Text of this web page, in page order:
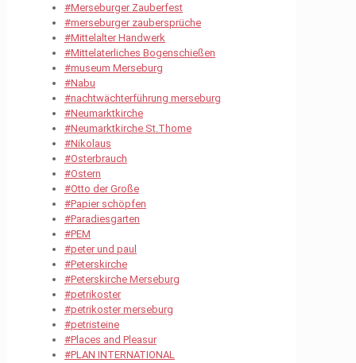
#Merseburger Zauberfest
#merseburger zaubersprüche
#Mittelalter Handwerk
#Mittelaterliches Bogenschießen
#museum Merseburg
#Nabu
#nachtwächterführung merseburg
#Neumarktkirche
#Neumarktkirche St.Thome
#Nikolaus
#Osterbrauch
#Ostern
#Otto der Große
#Papier schöpfen
#Paradiesgarten
#PEM
#peter und paul
#Peterskirche
#Peterskirche Merseburg
#petrikoster
#petrikoster merseburg
#petristeine
#Places and Pleasur
#PLAN INTERNATIONAL